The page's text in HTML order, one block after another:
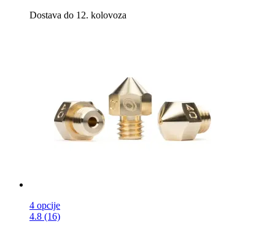
Dostava do 12. kolovoza
4 opcije
4.8 (16)